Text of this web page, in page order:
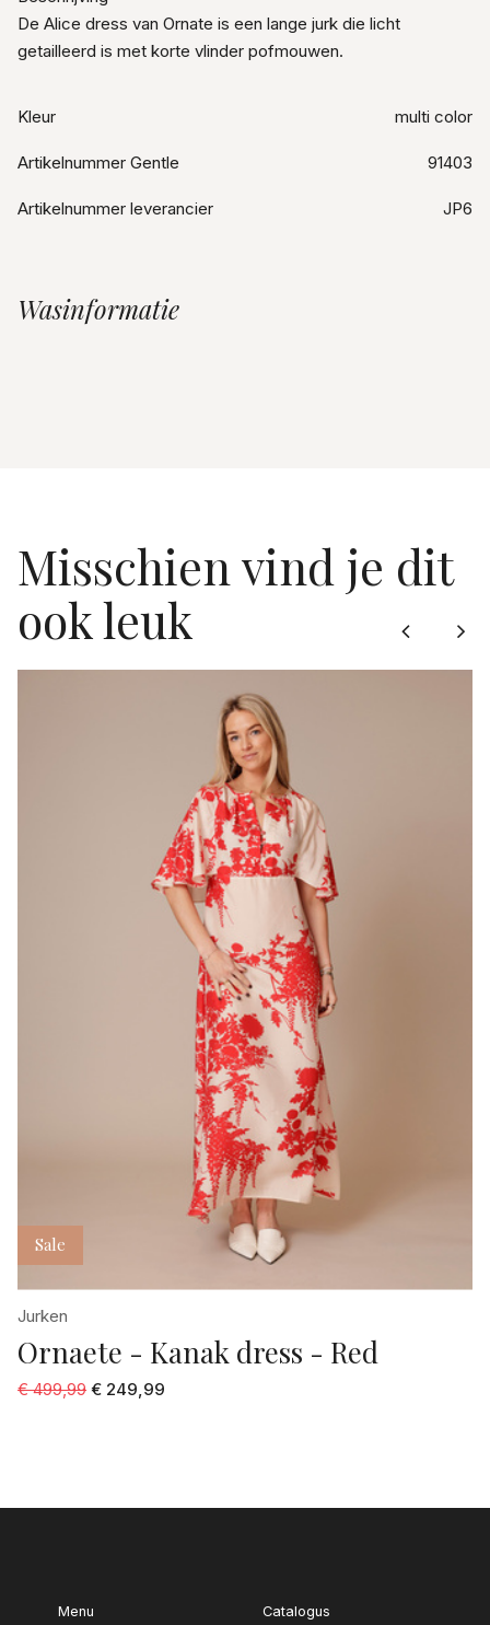
De Alice dress van Ornate is een lange jurk die licht
getailleerd is met korte vlinder pofmouwen.
Kleur multi color
Artikelnummer Gentle 91403
Artikelnummer leverancier JP6
Wasinformatie
Misschien vind je dit
ook leuk
Sale
Jurken
Ornaete - Kanak dress - Red
€ 499,99 € 249,99
Menu Catalogus